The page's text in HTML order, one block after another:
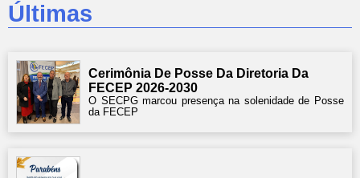
Últimas
Cerimônia De Posse Da Diretoria Da
FECEP 2026-2030
O SECPG marcou presença na solenidade de Posse
da FECEP